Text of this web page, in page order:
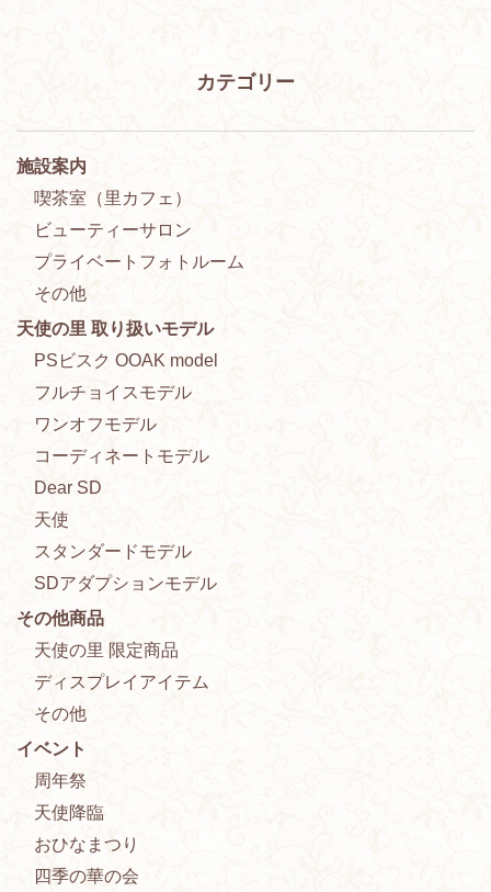
カテゴリー
施設案内
喫茶室（里カフェ）
ビューティーサロン
プライベートフォトルーム
その他
天使の里 取り扱いモデル
PSビスク OOAK model
フルチョイスモデル
ワンオフモデル
コーディネートモデル
Dear SD
天使
スタンダードモデル
SDアダプションモデル
その他商品
天使の里 限定商品
ディスプレイアイテム
その他
イベント
周年祭
天使降臨
おひなまつり
四季の華の会